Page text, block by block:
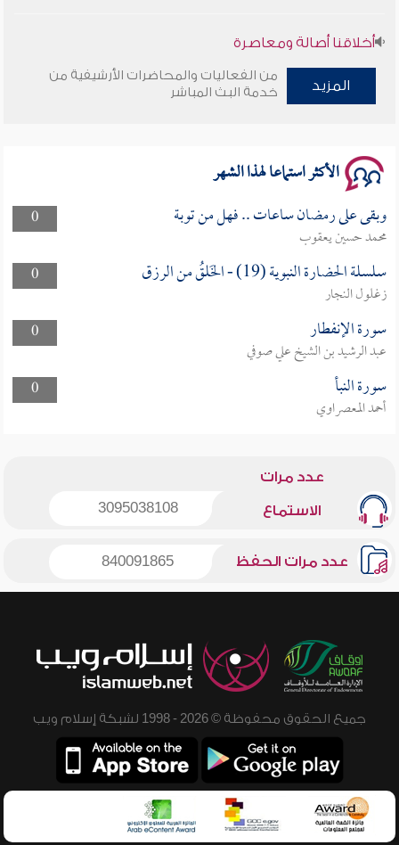
أخلاقنا أصالة ومعاصرة
وأمنهم من خوف 9
المزيد
من الفعاليات والمحاضرات الأرشيفية من
خدمة البث المباشر
الأكثر استماعا لهذا الشهر
0 وبقى على رمضان ساعات .. فهل من توبة
محمد حسين يعقوب
0
سلسلة الحضارة النبوية (19) - الخَلقُ من الرزق
زغلول النجار
0
سورة الإنفطار
عبد الرشيد بن الشيخ علي صوفي
0
سورة النبأ
أحمد المعصراوي
عدد مرات
الاستماع 3095038108
عدد مرات الحفظ 840091865
جميع الحقوق محفوظة © 2026 - 1998 لشبكة إسلام ويب